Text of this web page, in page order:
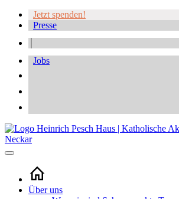
Jetzt spenden!
Presse
Jobs
Über uns